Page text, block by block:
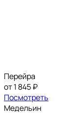
Перейра
от 1 845 ₽
Посмотреть
Медельин